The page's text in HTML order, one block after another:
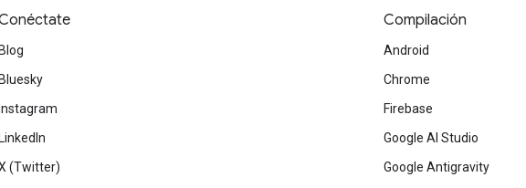
Blog
Bluesky
Instagram
LinkedIn
(Twitter)
Compilación
Android
Chrome
Firebase
Google AI Studio
Google Antigravity